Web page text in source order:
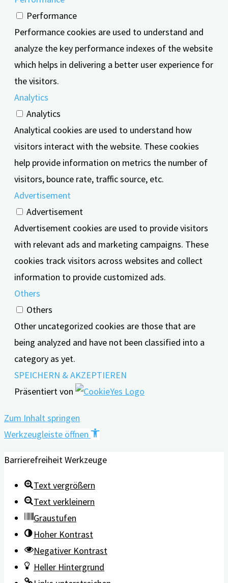
Performance
Performance cookies are used to understand and
analyze the key performance indexes of the website
which helps in delivering a better user experience for
the visitors.
Analytics
Analytics
Analytical cookies are used to understand how
visitors interact with the website. These cookies
help provide information on metrics the number of
visitors, bounce rate, traffic source, etc.
Advertisement
Advertisement
Advertisement cookies are used to provide visitors
with relevant ads and marketing campaigns. These
cookies track visitors across websites and collect
information to provide customized ads.
Others
Others
Other uncategorized cookies are those that are
being analyzed and have not been classified into a
category as yet.
SPEICHERN & AKZEPTIEREN
Präsentiert von
Zum Inhalt springen
Werkzeugleiste öffnen
Barrierefreiheit Werkzeuge
Text vergrößern
Text verkleinern
Graustufen
Hoher Kontrast
Negativer Kontrast
Heller Hintergrund